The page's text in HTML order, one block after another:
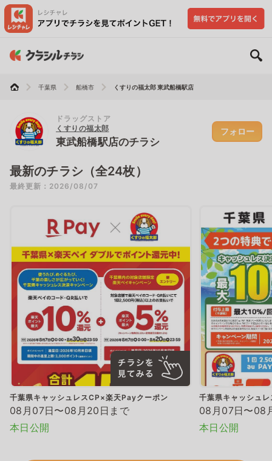
千葉県 船橋市 くすりの福太郎 東武船橋駅店
ドラッグストア
くすりの福太郎
東武船橋駅店のチラシ
フォロー
最新のチラシ（全24枚）
最終更新：2026/08/07
千葉県キャッシュレスCP×楽天Payクーポン
08月07日〜08月20日まで
本日公開
千葉県キャッシュ
08月07日〜08
本日公開